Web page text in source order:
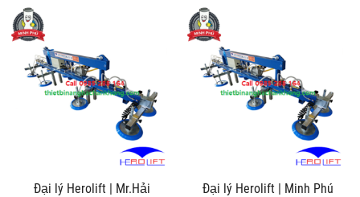
Đại lý Herolift | Mr.Hải
Đại lý Herolift | Minh Phú